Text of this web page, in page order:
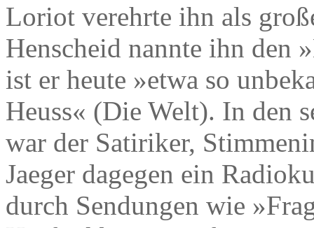
Loriot verehrte ihn als
Henscheid nannte ihn den
ist er heute »etwa so
Heuss« (Die Welt). In den
war der Satiriker,
Jaeger dagegen ein
durch Sendungen wie